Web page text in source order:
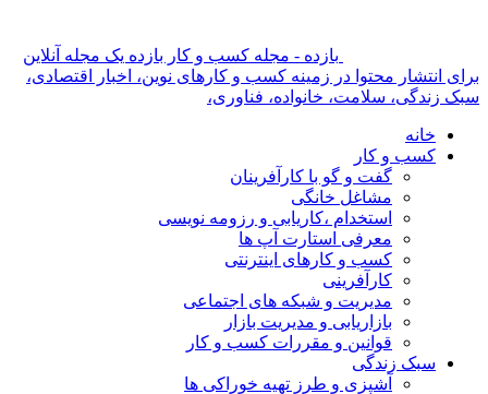
بازده - مجله کسب و کار بازده یک مجله آنلاین
برای انتشار محتوا در زمینه کسب و کارهای نوین، اخبار اقتصادی،
سبک زندگی، سلامت، خانواده، فناوری،
خانه
کسب و کار
گفت و گو با کارآفرینان
مشاغل خانگی
استخدام ،کاریابی و رزومه نویسی
معرفی استارت آپ ها
کسب و کارهای اینترنتی
کارآفرینی
مدیریت و شبکه های اجتماعی
بازاریابی و مدیریت بازار
قوانین و مقررات کسب و کار
سبک زندگی
آشپزی و طرز تهیه خوراکی ها